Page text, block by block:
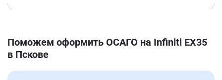
Поможем оформить ОСАГО на Infiniti EX35
в Пскове